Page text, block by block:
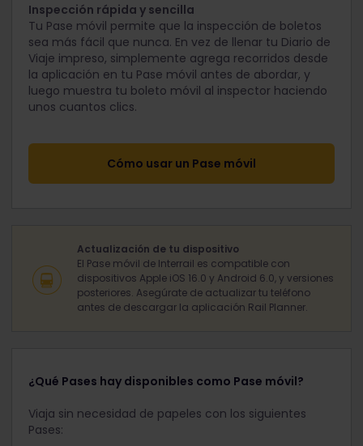
Inspección rápida y sencilla
Tu Pase móvil permite que la inspección de boletos
sea más fácil que nunca. En vez de llenar tu Diario de
Viaje impreso, simplemente agrega recorridos desde
la aplicación en tu Pase móvil antes de abordar, y
luego muestra tu boleto móvil al inspector haciendo
unos cuantos clics.
Cómo usar un Pase móvil
Actualización de tu dispositivo
El Pase móvil de Interrail es compatible con
dispositivos Apple iOS 16.0 y Android 6.0, y versiones
posteriores. Asegúrate de actualizar tu teléfono
antes de descargar la aplicación Rail Planner.
¿Qué Pases hay disponibles como Pase móvil?
Viaja sin necesidad de papeles con los siguientes
Pases: